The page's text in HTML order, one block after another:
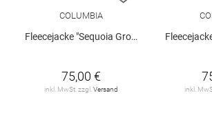
COLUMBIA
Fleecejacke "Sequoia Grove II"
75,00 €
inkl. MwSt. zzgl. Versand
Fleecejacke
inkl.